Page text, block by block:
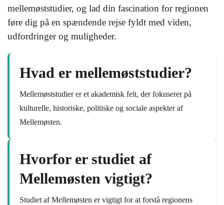
mellemøststudier, og lad din fascination for regionen
føre dig på en spændende rejse fyldt med viden,
udfordringer og muligheder.
Hvad er mellemøststudier?
Mellemøststudier er et akademisk felt, der fokuserer på
kulturelle, historiske, politiske og sociale aspekter af
Mellemøsten.
Hvorfor er studiet af
Mellemøsten vigtigt?
Studiet af Mellemøsten er vigtigt for at forstå regionens